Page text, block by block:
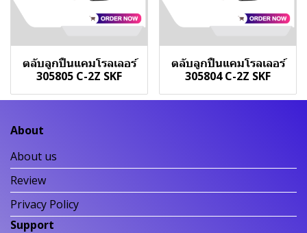
ตลับลูกปืนแคมโรลเลอร์
305805 C-2Z SKF
ตลับลูกปืนแคมโรลเลอร์
305804 C-2Z SKF
About
About us
Review
Privacy Policy
Support